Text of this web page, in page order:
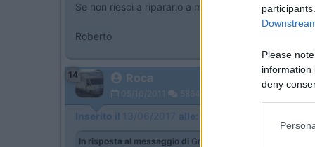
Please
information
deny
Se non riesci a ripararlo a martellate deve trattarsi
Roberto
14 Roca
05/10/2011 5864
Inserito il 13/06/2017 alle:
In risposta al messaggio di Grinza